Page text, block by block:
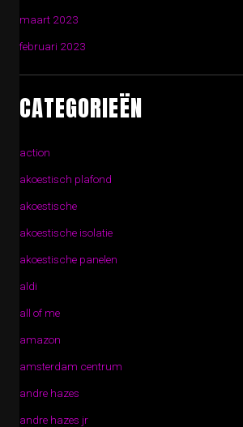
maart 2023
februari 2023
CATEGORIEËN
action
akoestisch plafond
akoestische
akoestische isolatie
akoestische panelen
aldi
all of me
amazon
amsterdam centrum
andre hazes
andre hazes jr